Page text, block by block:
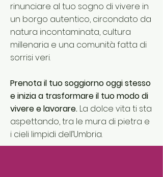
rinunciare al tuo sogno di vivere in
un borgo autentico, circondato da
natura incontaminata, cultura
millenaria e una comunità fatta di
sorrisi veri.
Prenota il tuo soggiorno oggi stesso
e inizia a trasformare il tuo modo di
vivere e lavorare. La dolce vita ti sta
aspettando, tra le mura di pietra e
i cieli limpidi dell’Umbria.